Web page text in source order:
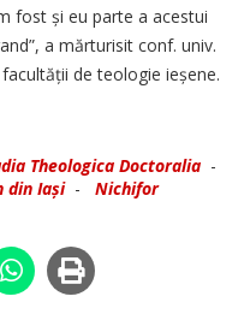
fost și eu parte a acestui
a mărturisit conf. univ.
de teologie ieșene.
Theologica Doctoralia -
din Iași- Nichifor